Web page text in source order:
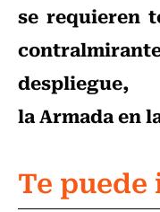
se requieren
la Armada en
Te